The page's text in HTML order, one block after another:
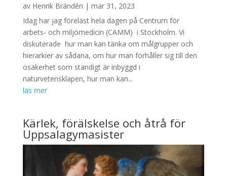
av Henrik Brändén | mar 31, 2023
Idag har jag föreläst hela dagen på Centrum för
arbets- och miljömedicin (CAMM) i Stockholm. Vi
diskuterade hur man kan tänka om målgrupper och
hierarkier av sådana, om hur man förhåller sig till den
osäkerhet som ständigt är inbyggd i
naturvetensklapen, hur man kan...
läs mer
Kärlek, förälskelse och åtrå för
Uppsalagymasister